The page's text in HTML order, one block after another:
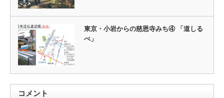
東京・小岩からの慈恩寺みち④ 「道しる
べ」
コメント